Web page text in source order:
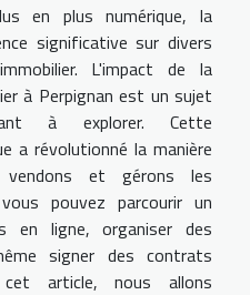
en plus numérique, la
significative sur divers
L'impact de la
à Perpignan est un sujet
à explorer. Cette
a révolutionné la manière
et gérons les
pouvez parcourir un
en ligne, organiser des
signer des contrats
cet article, nous allons